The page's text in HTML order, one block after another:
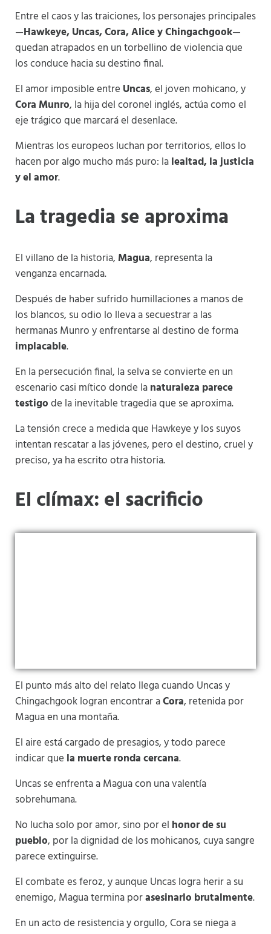
Entre el caos y las traiciones, los personajes principales
—Hawkeye, Uncas, Cora, Alice y Chingachgook—
quedan atrapados en un torbellino de violencia que
los conduce hacia su destino final.
El amor imposible entre Uncas, el joven mohicano, y
Cora Munro, la hija del coronel inglés, actúa como el
eje trágico que marcará el desenlace.
Mientras los europeos luchan por territorios, ellos lo
hacen por algo mucho más puro: lalealtad, la justicia
y el amor.
La tragedia se aproxima
El villano de la historia, Magua, representa la
venganza encarnada.
Después de haber sufrido humillaciones a manos de
los blancos, su odio lo lleva a secuestrar a las
hermanas Munro y enfrentarse al destino de forma
implacable.
En la persecución final, la selva se convierte en un
escenario casi mítico donde lanaturaleza parece
testigode la inevitable tragedia que se aproxima.
La tensión crece a medida que Hawkeye y los suyos
intentan rescatar a las jóvenes, pero el destino, cruel y
preciso, ya ha escrito otra historia.
El clímax: el sacrificio
El punto más alto del relato llega cuando Uncas y
Chingachgook logran encontrar aCora, retenida por
Magua en una montaña.
El aire está cargado de presagios, y todo parece
indicar que la muerte ronda cercana.
Uncas se enfrenta a Magua con una valentía
sobrehumana.
No lucha solo por amor, sino por el honor de su
pueblo, por la dignidad de los mohicanos, cuya sangre
parece extinguirse.
El combate es feroz, y aunque Uncas logra herir a su
enemigo, Magua termina porasesinarlo brutalmente.
En un acto de resistencia y orgullo, Cora se niega a